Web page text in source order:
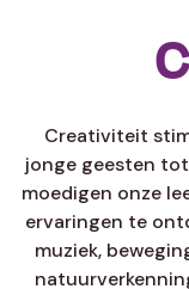
Creativiteit
jonge geesten
moedigen onze
ervaringen te
muziek,